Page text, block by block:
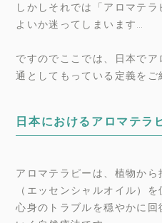
しかしそれでは「アロマテ
よいか迷ってしまいます…
ですのでここでは、日本で
通としてもっている定義をご
日本におけるアロマテラ
アロマテラピーは、植物か
（エッセンシャルオイル）を
心身のトラブルを穏やかに